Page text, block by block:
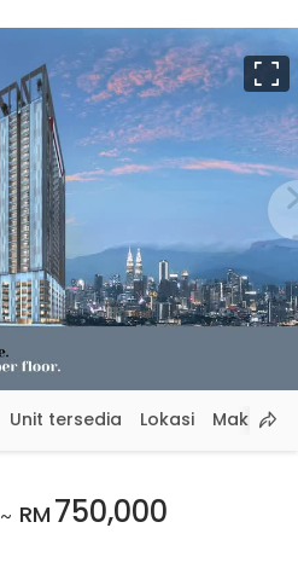
Unit tersedia Lokasi
~ RM 750,000